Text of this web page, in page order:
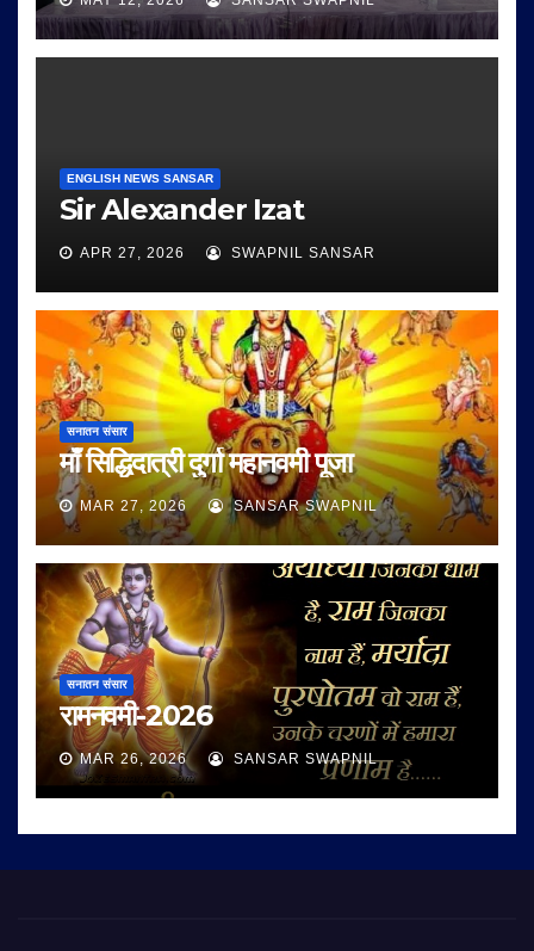
ENGLISH NEWS SANSAR
Sir Alexander Izat
APR 27, 2026 SWAPNIL SANSAR
सनातन संसार
माँ सिद्धिदात्री दुर्गा महानवमी पूजा
MAR 27, 2026 SANSAR SWAPNIL
सनातन संसार
रामनवमी-2026
MAR 26, 2026 SANSAR SWAPNIL